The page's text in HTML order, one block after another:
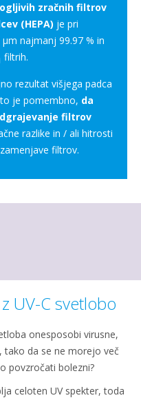
zračnih filtrov
(HEPA) je pri
najmanj 99.97 % in
filtrih.
rezultat višjega padca
je pomembno, da
filtrov
razlike in / ali hitrosti
filtrov.
UV-C svetlobo
onesposobi virusne,
tako da se ne morejo več
povzročati bolezni?
celoten UV spekter, toda